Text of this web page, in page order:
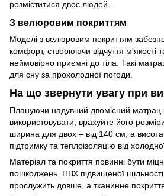
розміститися двоє людей.
З велюровим покриттям
Моделі з велюровим покриттям
комфорт, створюючи відчуття м'якості
неймовірно приємні до тіла. Такі
для сну за прохолодної погоди.
На що звернути увагу при
Плануючи надувний двомісний матрац
використовувати, врахуйте його
ширина для двох – від 140 см, а
підтримку та теплоізоляцію від
Матеріал та покриття повинні бути
пошкоджень. ПВХ підвищеної
прослужить довше, а тканинне